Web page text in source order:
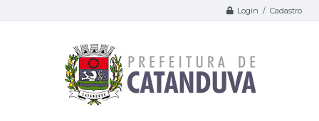
Login / Cadastro